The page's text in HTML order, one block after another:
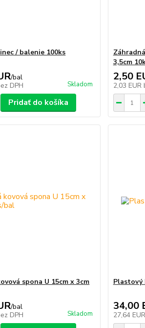
/ balenie 100ks
/bal
DPH Skladom
Pridať do košíka
3,5cm
2,50
2,03 EUR
spona U 15cm x 3cm
/bal
DPH Skladom
Plastový
34,00
27,64 EUR